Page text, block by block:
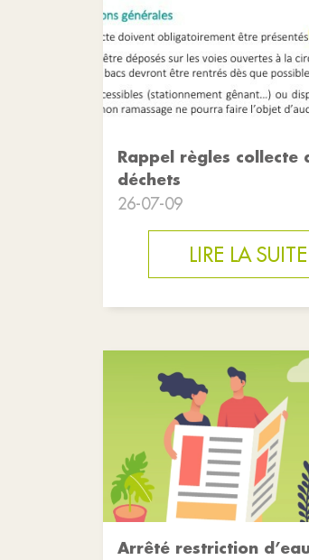
Rappel règles collecte
déchets
26-07-09
LIRE LA SUITE
Arrêté restriction